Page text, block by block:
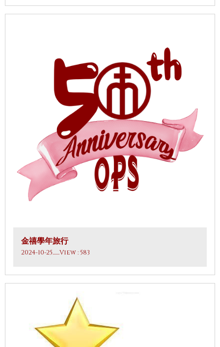
金禧學年旅行
2024-10-25.......View : 583